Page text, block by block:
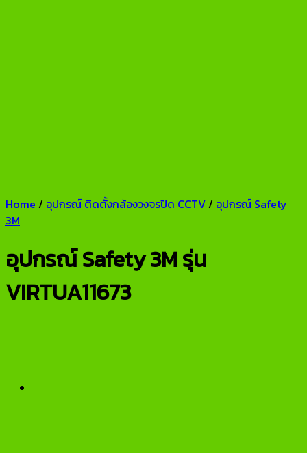
Home / อุปกรณ์ ติดตั้งกล้องวงจรปิด CCTV/ อุปกรณ์ Safety
3M
อุปกรณ์ Safety 3M รุ่น
VIRTUA11673